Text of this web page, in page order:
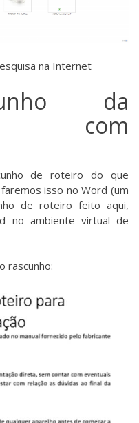
na Internet
da
com
de roteiro do que
isso no Word (um
de roteiro feito aqui,
no ambiente virtual de
rascunho: